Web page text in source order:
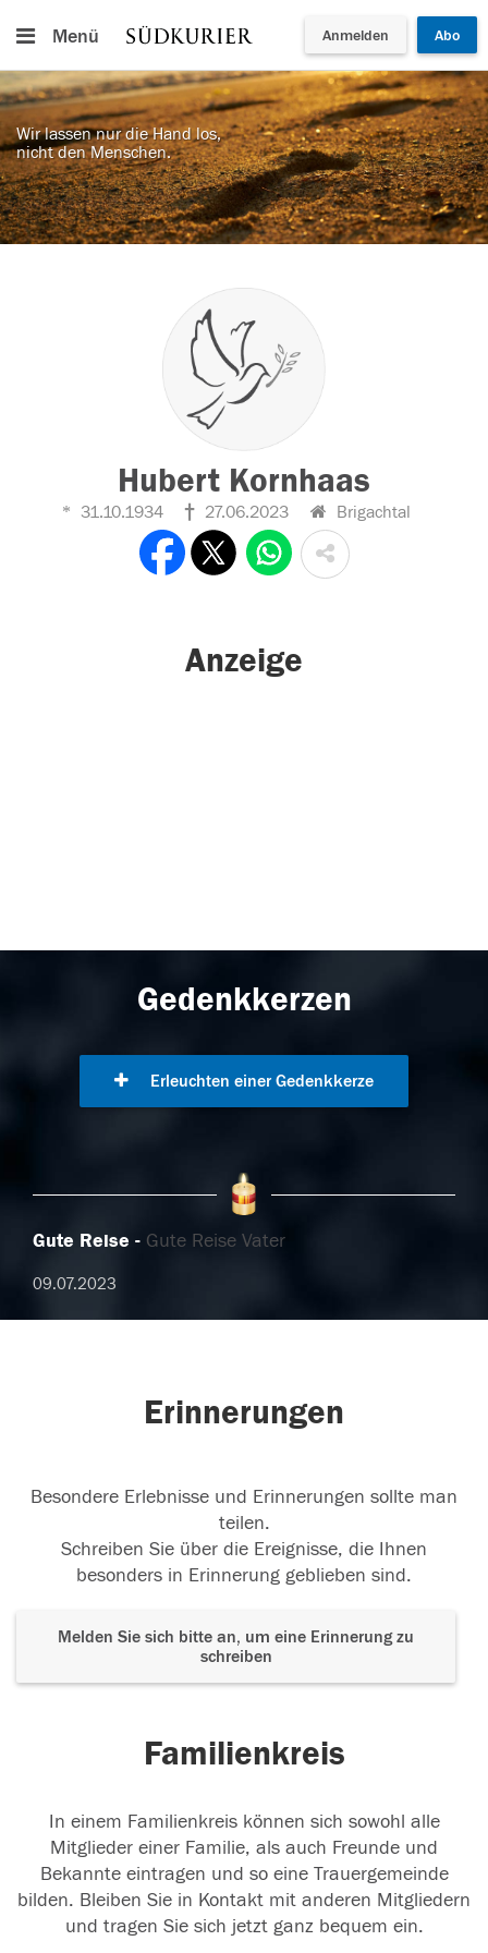
Menü Anmelden Abo
Wir lassen nur die Hand los,
nicht den Menschen.
Hubert Kornhaas
31.10.1934 27.06.2023 Brigachtal
Anzeige
Gedenkkerzen
Erleuchten einer Gedenkkerze
Gute Reise Gute Reise Vater
09.07.2023
Erinnerungen
Besondere Erlebnisse und Erinnerungen sollte man
teilen.
Schreiben Sie über die Ereignisse, die Ihnen
besonders in Erinnerung geblieben sind.
Melden Sie sich bitte an, um eine Erinnerung zu
schreiben
Familienkreis
In einem Familienkreis können sich sowohl alle
Mitglieder einer Familie, als auch Freunde und
Bekannte eintragen und so eine Trauergemeinde
bilden. Bleiben Sie in Kontakt mit anderen Mitgliedern
und tragen Sie sich jetzt ganz bequem ein.